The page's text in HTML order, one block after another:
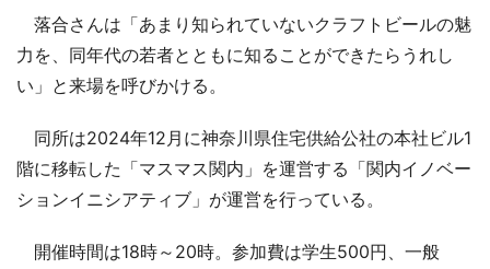
落合さんは「あまり知られていないクラフトビールの魅
力を、同年代の若者とともに知ることができたらうれし
い」と来場を呼びかける。
同所は2024年12月に神奈川県住宅供給公社の本社ビル1
階に移転した「マスマス関内」を運営する「関内イノベー
ションイニシアティブ」が運営を行っている。
開催時間は18時～20時。参加費は学生500円、一般